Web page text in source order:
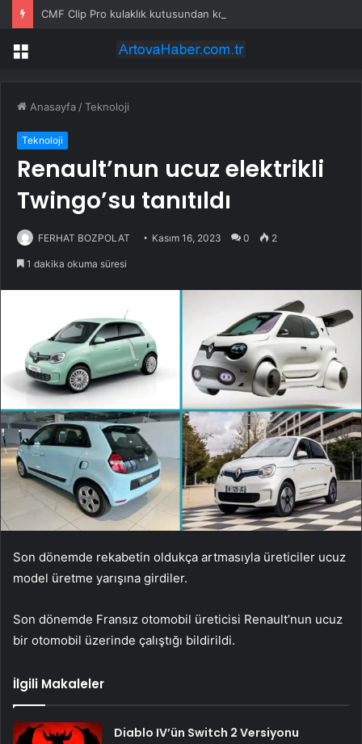
CMF Clip Pro kulaklık kutusundan kontrol edilebiliyor
Menü
Anasayfa /Teknoloji
Teknoloji
Renault’nun ucuz elektrikli
Twingo’su tanıtıldı
FERHAT BOZPOLAT Kasım 16, 2023 0 2
1 dakika okuma süresi
Son dönemde rekabetin oldukça artmasıyla üreticiler ucuz
model üretme yarışına girdiler.
Son dönemde Fransız otomobil üreticisi Renault’nun ucuz
bir otomobil üzerinde çalıştığı bildirildi.
İlgili Makaleler
Diablo IV’ün Switch 2 Versiyonu